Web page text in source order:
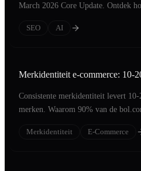
March 2026 Core Update. Ontdek
SEO
AI
Merkidentiteit e-commerce: 10-
Consistente merkidentiteit levert
merken. Waarom 90% van de
Merkidentiteit
E-Commerce